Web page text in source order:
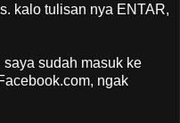
kalo tulisan nya ENTAR,
sudah masuk ke
ngak